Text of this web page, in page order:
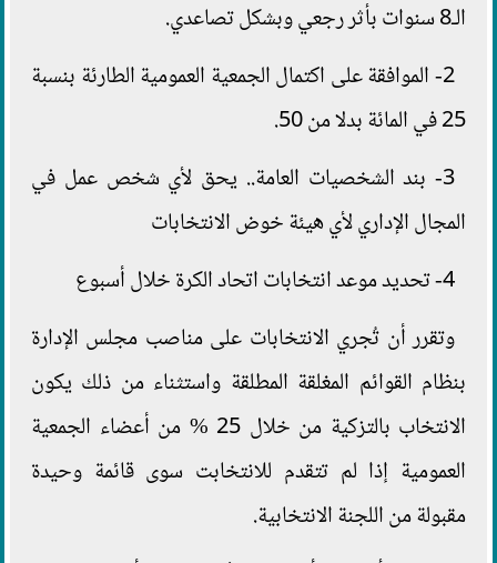
الـ8 سنوات بأثر رجعي وبشكل تصاعدي.
2- الموافقة على اكتمال الجمعية العمومية الطارئة بنسبة
25 في المائة بدلا من 50.
3- بند الشخصيات العامة.. يحق لأي شخص عمل في
المجال الإداري لأي هيئة خوض الانتخابات
4- تحديد موعد انتخابات اتحاد الكرة خلال أسبوع
وتقرر أن تُجري الانتخابات على مناصب مجلس الإدارة
بنظام القوائم المغلقة المطلقة واستثناء من ذلك يكون
الانتخاب بالتزكية من خلال 25 % من أعضاء الجمعية
العمومية إذا لم تتقدم للانتخابت سوى قائمة وحيدة
مقبولة من اللجنة الانتخابية.